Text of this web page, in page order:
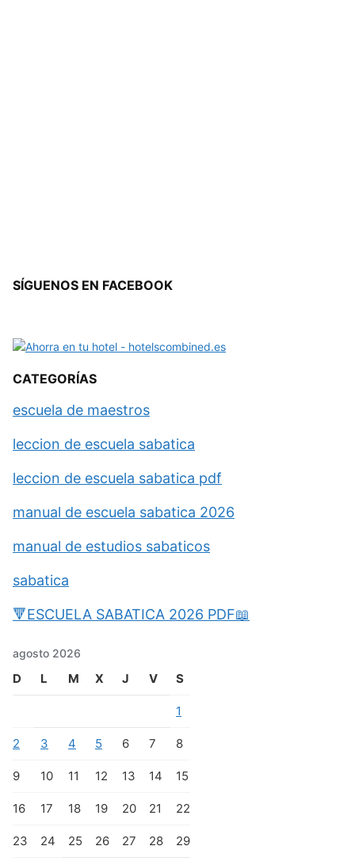
SÍGUENOS EN FACEBOOK
CATEGORÍAS
escuela de maestros
leccion de escuela sabatica
leccion de escuela sabatica pdf
manual de escuela sabatica 2026
manual de estudios sabaticos
sabatica
🔻ESCUELA SABATICA 2026 PDF📖
agosto 2026
D L M X J V S
1
2 3 4 5 6 7 8
9 10 11 12 13 14 15
16 17 18 19 20 21 22
23 24 25 26 27 28 29